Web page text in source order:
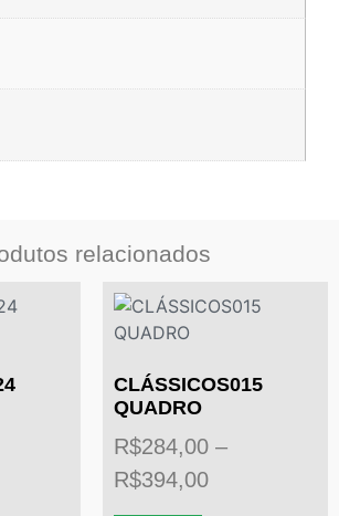
relacionados
CLÁSSICOS015
QUADRO
R$284,00 –
R$394,00